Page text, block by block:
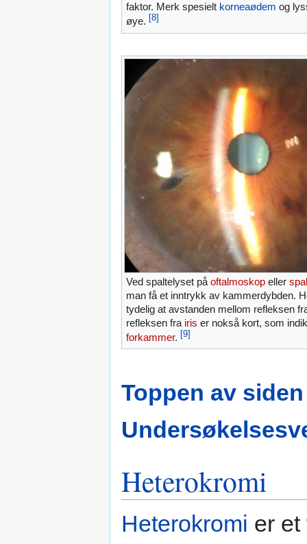
faktor. Merk spesielt korneaødem og
øye. [8]
Ved spaltelyset på oftalmoskop eller
man få et inntrykk av kammerdybden.
tydelig at avstanden mellom refleksen
refleksen fra iris er nokså kort, som
forkammer. [9]
Toppen av siden
Heterokromi
Heterokromi er et